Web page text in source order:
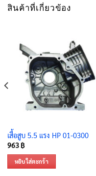
สินค้าที่เกี่ยวข้อง
เสื้อสูบ 5.5 แรง HP 01-0300
963 ฿
หยิบใส่ตะกร้า